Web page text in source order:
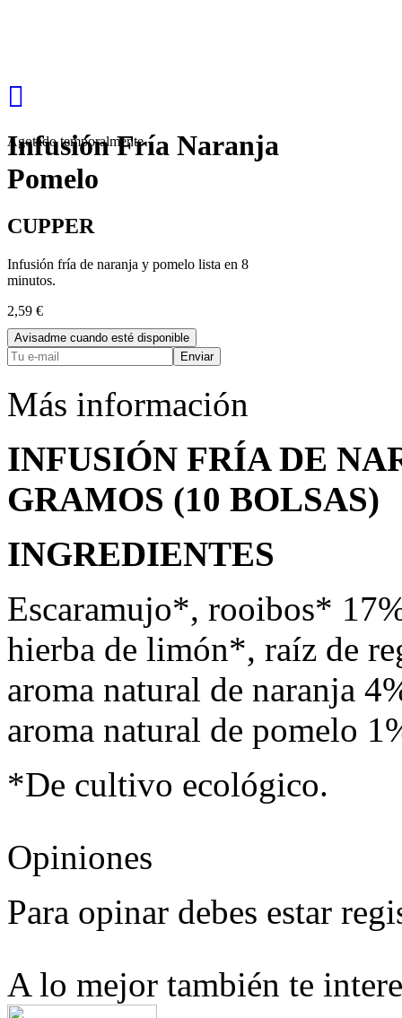
Agotado temporalmente
Infusión Fría Naranja
Pomelo
CUPPER
Infusión fría de naranja y pomelo lista en 8
minutos.
2,59 €
Avisadme cuando esté disponible
Enviar
Más información
INFUSIÓN FRÍA DE
GRAMOS (10 BOLSAS)
INGREDIENTES
Escaramujo*, rooibos*
hierba de limón*, raíz de
aroma natural de naranja
aroma natural de pomelo
*De cultivo ecológico.
Opiniones
Para opinar debes estar
A lo mejor también te